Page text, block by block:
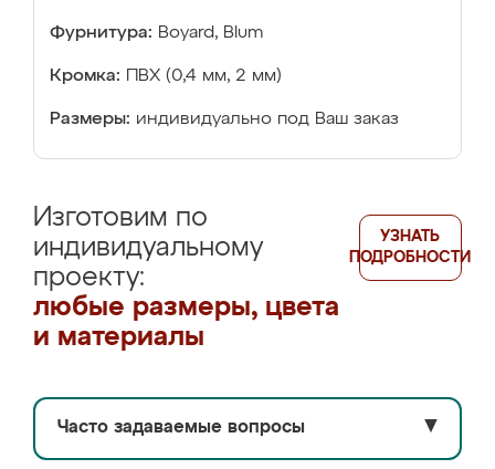
Фурнитура: Boyard, Blum
Кромка: ПВХ (0,4 мм, 2 мм)
Размеры: индивидуально под Ваш заказ
Изготовим по
индивидуальному
проекту:
любые размеры, цвета
и материалы
УЗНАТЬ
ПОДРОБНОСТИ
Часто задаваемые вопросы ▼